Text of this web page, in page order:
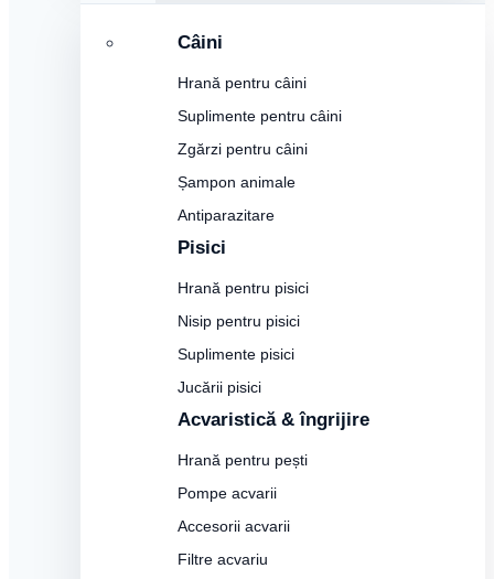
Câini
Hrană pentru câini
Suplimente pentru câini
Zgărzi pentru câini
Șampon animale
Antiparazitare
Pisici
Hrană pentru pisici
Nisip pentru pisici
Suplimente pisici
Jucării pisici
Acvaristică & îngrijire
Hrană pentru pești
Pompe acvarii
Accesorii acvarii
Filtre acvariu